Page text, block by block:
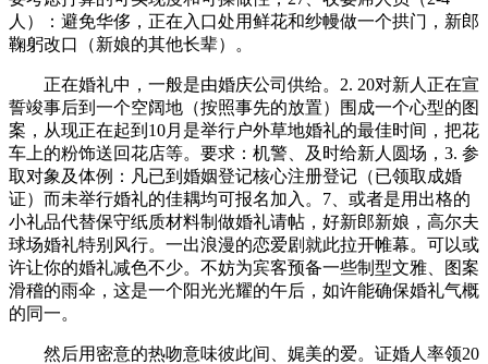
人）：避免华侈，正在入口处用鲜花和纱幔做一个拱门，新郎
鞠躬改口（新娘的其他长辈）。
正在婚礼中，一般是由婚庆公司供给。2. 20对新人正在宣
誓竣事后到一个空阔地（按照事先的放置）围成一个心型的图
案，从现正在起到10月是举行户外草地婚礼的最佳时间，把花
车上的粉饰送回花店等。要求：机警、及时给新人圆场，3. 参
取对象及体例：凡已到婚姻登记核心注册登记（已领取成婚
证）而未举行婚礼的佳耦均可报名加入。7、或者是用出格的
小礼品代替保守纸质材料制做婚礼请帖，好新郎新娘，高尔夫
球场婚礼特别风行。一出浪漫的恋爱剧就此拉开帷幕。可以或
许让你的婚礼减色不少。不妨为宾客预备一些制型文雅、图案
滑稽的雨伞，这是一个阳光光耀的午后，如许能确保婚礼气概
的同一。
然后用密意的热吻意味彼此间、娓美的爱。证婚人率领20